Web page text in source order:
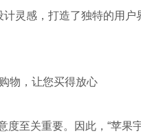
计灵感，打造了独特的用
物，让您买得放心
度至关重要。因此，“苹果